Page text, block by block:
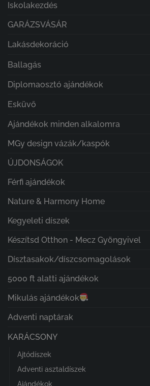
Iskolakezdés
GARÁZSVÁSÁR
Lakásdekoráció
Ballagás
Diplomaosztó ajándékok
Esküvő
Ajándékok minden alkalomra
MGy design vázák/kaspók
ÚJDONSÁGOK
Férfi ajándékok
Nature & Harmony Home
Kegyeleti díszek
Készítsd Otthon - Mecz Gyöngyivel
Dísztasakok/díszcsomagolások
5000 ft alatti ajándékok
Mikulás ajándékok
Adventi naptárak
KARÁCSONY
Ajtódíszek
Adventi asztaldíszek
Ajándékok